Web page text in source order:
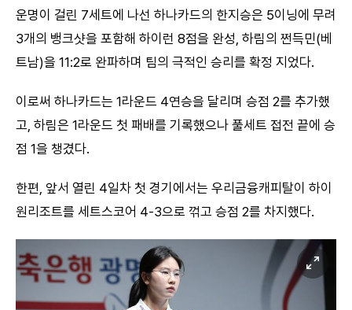
운명이 걸린 7세트에 나선 하나카드의 한지승은 5이닝에 무려
3개의 뱅크샷을 포함해 하이런 8점을 완성, 하림의 쩐득민(베
트남)을 11:2로 완파하며 팀의 극적인 승리를 확정 지었다.
이로써 하나카드는 1라운드 4연승을 달리며 승점 2를 추가했
고, 하림은 1라운드 첫 패배를 기록했으나 풀세트 접전 끝에 승
점 1을 챙겼다.
한편, 앞서 열린 4일차 첫 경기에서는 우리금융캐피탈이 하이
원리조트를 세트스코어 4-3으로 꺾고 승점 2를 차지했다.